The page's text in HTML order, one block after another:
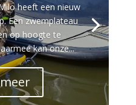
heeft een nieuw
Een zwemplateau
op hoogte te
kan onze...